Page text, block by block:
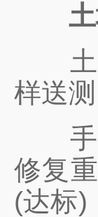
土壤
土壤
样送
手持
修复
(达标)